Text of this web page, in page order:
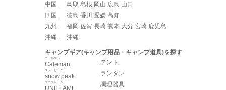
中国
鳥取 島根 岡山 広島 山口
四国
徳島 香川 愛媛 高知
九州
福岡 佐賀 長崎 熊本 大分 宮崎 鹿児島
沖縄
沖縄
キャンプギア(キャンプ用品・キャンプ道具)を探す
Caleman
コールマン
snow peak
スノーピーク
UNIFLAME
ユニフレーム
テント
ランタン
調理器具